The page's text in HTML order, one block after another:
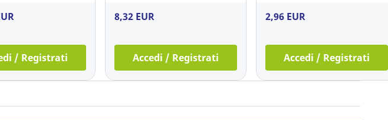
/ Registrati
8,32 EUR
Accedi / Registrati
2,96 EUR
Accedi / Registrati